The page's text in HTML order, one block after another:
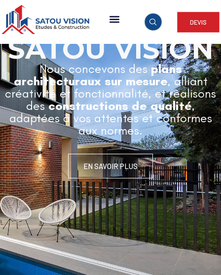
DEVIS
ARCHITECTURE & CONSTRUCTION
SATOU VISION
Nous concevons desplans
architecturaux sur mesure, alliant
créativité et fonctionnalité, et réalisons
desconstructions de qualité,
adaptées à vos attentes et conformes
aux normes.
EN SAVOIR PLUS